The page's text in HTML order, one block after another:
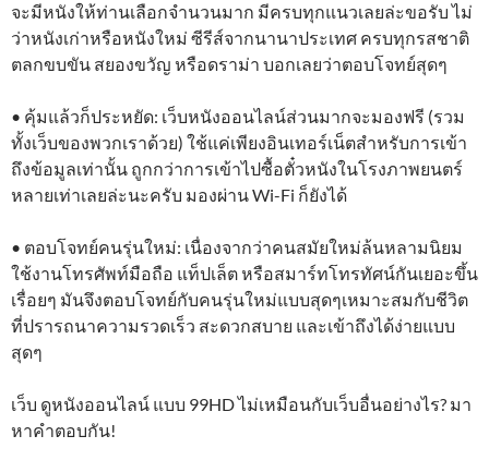
จะมีหนังให้ท่านเลือกจำนวนมาก มีครบทุกแนวเลยล่ะขอรับ ไม่
ว่าหนังเก่าหรือหนังใหม่ ซีรีส์จากนานาประเทศ ครบทุกรสชาติ
ตลกขบขัน สยองขวัญ หรือดราม่า บอกเลยว่าตอบโจทย์สุดๆ
• คุ้มแล้วก็ประหยัด: เว็บหนังออนไลน์ส่วนมากจะมองฟรี (รวม
ทั้งเว็บของพวกเราด้วย) ใช้แค่เพียงอินเทอร์เน็ตสำหรับการเข้า
ถึงข้อมูลเท่านั้น ถูกกว่าการเข้าไปซื้อตั๋วหนังในโรงภาพยนตร์
หลายเท่าเลยล่ะนะครับ มองผ่าน Wi-Fi ก็ยังได้
• ตอบโจทย์คนรุ่นใหม่: เนื่องจากว่าคนสมัยใหม่ล้นหลามนิยม
ใช้งานโทรศัพท์มือถือ แท็ปเล็ต หรือสมาร์ทโทรทัศน์กันเยอะขึ้น
เรื่อยๆ มันจึงตอบโจทย์กับคนรุ่นใหม่แบบสุดๆเหมาะสมกับชีวิต
ที่ปรารถนาความรวดเร็ว สะดวกสบาย และเข้าถึงได้ง่ายแบบ
สุดๆ
เว็บ ดูหนังออนไลน์ แบบ 99HD ไม่เหมือนกับเว็บอื่นอย่างไร? มา
หาคำตอบกัน!